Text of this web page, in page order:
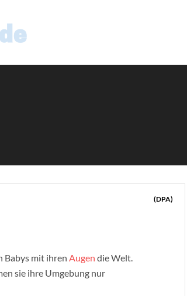
(DPA)
Babys mit ihren Augen die Welt.
sie ihre Umgebung nur